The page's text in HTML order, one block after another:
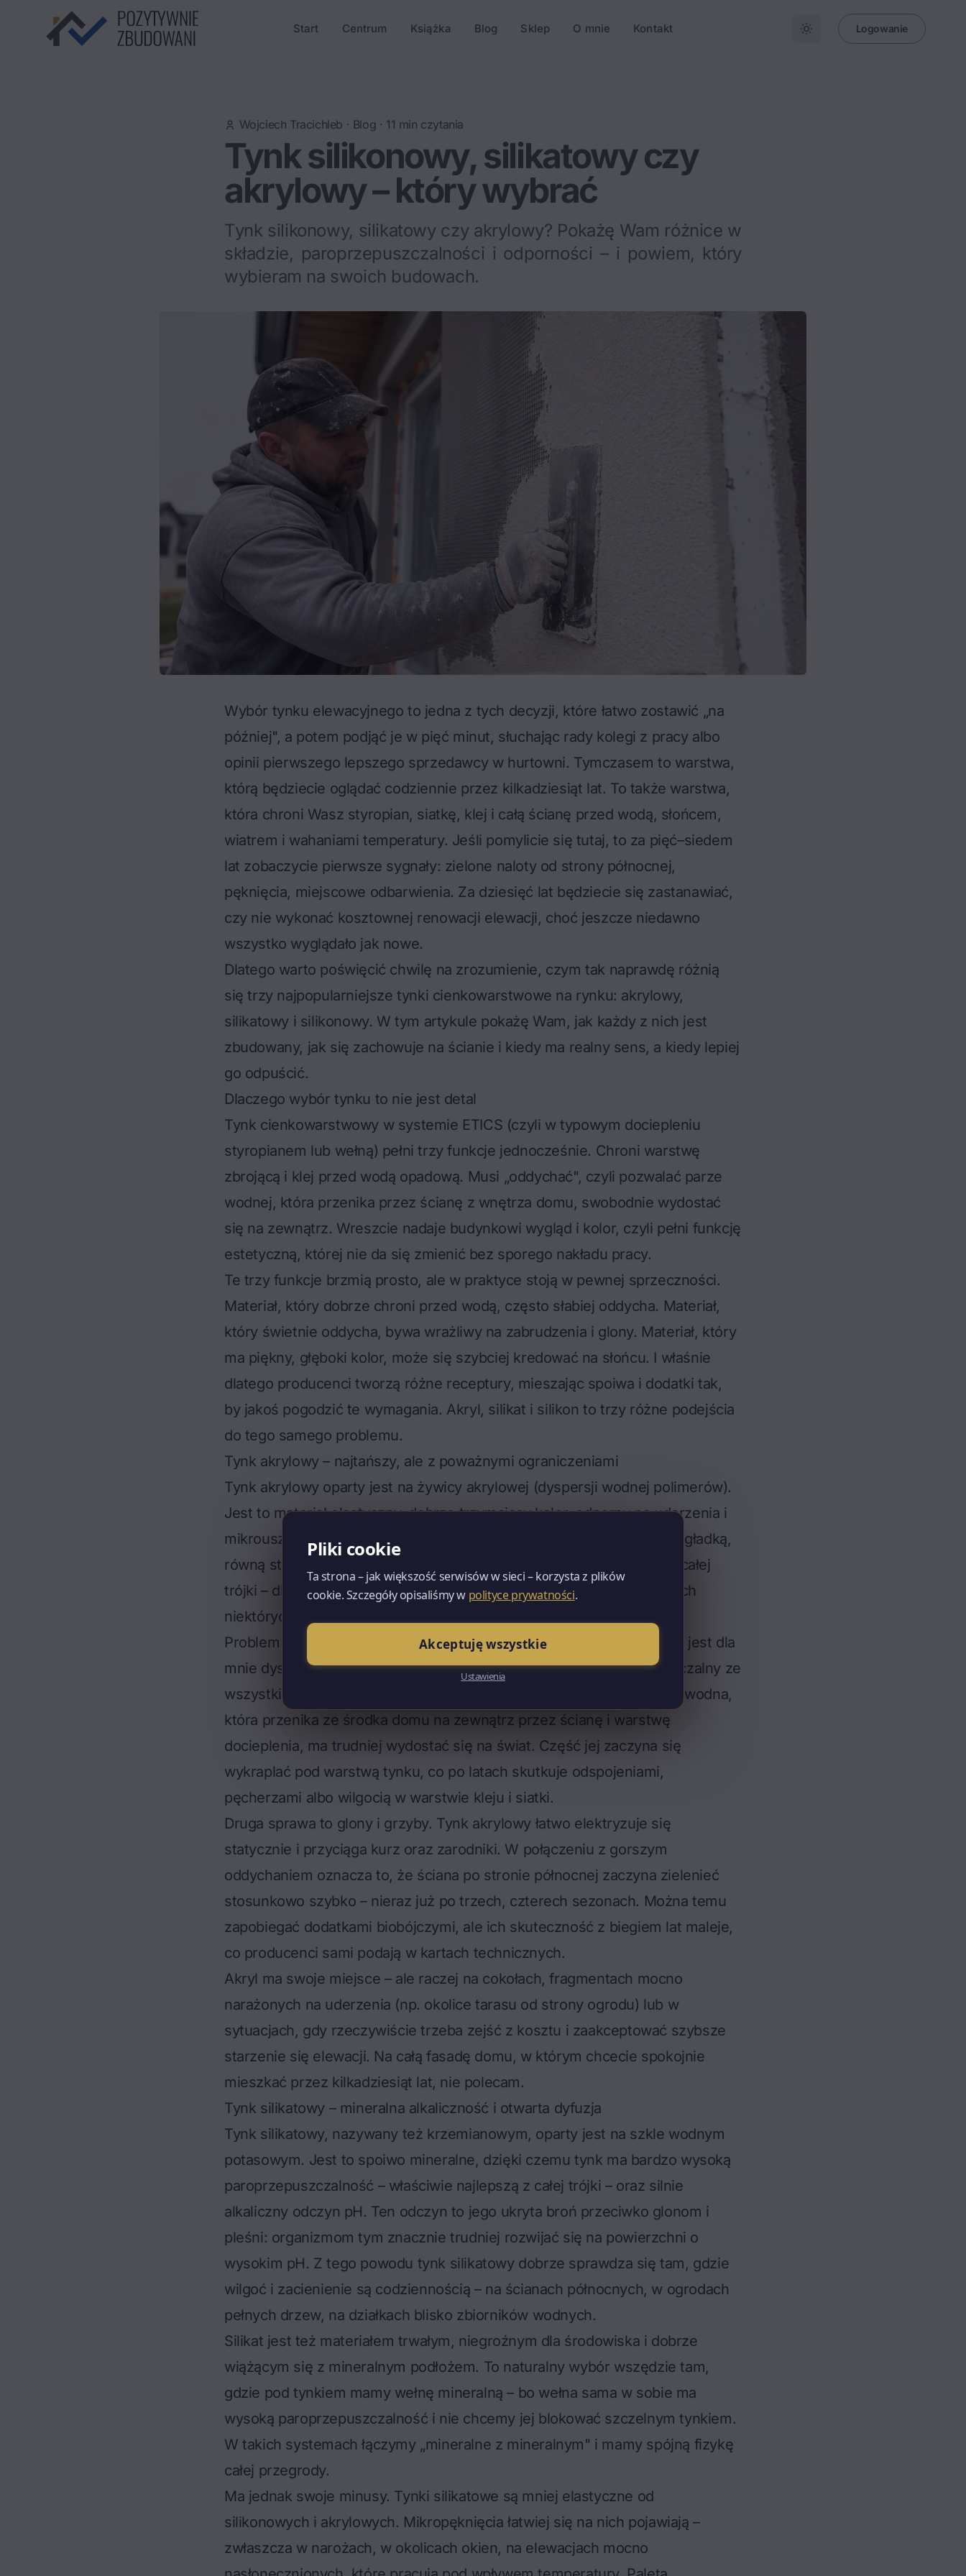
Start Centrum Książka Blog Sklep O mnie Kontakt Logowanie
Wojciech Tracichleb · Blog · 11 min czytania
Tynk silikonowy, silikatowy czy
akrylowy – który wybrać
Tynk silikonowy, silikatowy czy akrylowy? Pokażę Wam różnice w
składzie, paroprzepuszczalności i odporności – i powiem, który
wybieram na swoich budowach.
Wybór tynku elewacyjnego to jedna z tych decyzji, które łatwo zostawić „na
później", a potem podjąć je w pięć minut, słuchając rady kolegi z pracy albo
opinii pierwszego lepszego sprzedawcy w hurtowni. Tymczasem to warstwa,
którą będziecie oglądać codziennie przez kilkadziesiąt lat. To także warstwa,
która chroni Wasz styropian, siatkę, klej i całą ścianę przed wodą, słońcem,
wiatrem i wahaniami temperatury. Jeśli pomylicie się tutaj, to za pięć–siedem
lat zobaczycie pierwsze sygnały: zielone naloty od strony północnej,
pęknięcia, miejscowe odbarwienia. Za dziesięć lat będziecie się zastanawiać,
czy nie wykonać kosztownej renowacji elewacji, choć jeszcze niedawno
wszystko wyglądało jak nowe.
Dlatego warto poświęcić chwilę na zrozumienie, czym tak naprawdę różnią
się trzy najpopularniejsze tynki cienkowarstwowe na rynku: akrylowy,
silikatowy i silikonowy. W tym artykule pokażę Wam, jak każdy z nich jest
zbudowany, jak się zachowuje na ścianie i kiedy ma realny sens, a kiedy lepiej
go odpuścić.
Dlaczego wybór tynku to nie jest detal
Tynk cienkowarstwowy w systemie ETICS (czyli w typowym dociepleniu
styropianem lub wełną) pełni trzy funkcje jednocześnie. Chroni warstwę
zbrojącą i klej przed wodą opadową. Musi „oddychać", czyli pozwalać parze
wodnej, która przenika przez ścianę z wnętrza domu, swobodnie wydostać
się na zewnątrz. Wreszcie nadaje budynkowi wygląd i kolor, czyli pełni funkcję
estetyczną, której nie da się zmienić bez sporego nakładu pracy.
Te trzy funkcje brzmią prosto, ale w praktyce stoją w pewnej sprzeczności.
Materiał, który dobrze chroni przed wodą, często słabiej oddycha. Materiał,
który świetnie oddycha, bywa wrażliwy na zabrudzenia i glony. Materiał, który
ma piękny, głęboki kolor, może się szybciej kredować na słońcu. I właśnie
dlatego producenci tworzą różne receptury, mieszając spoiwa i dodatki tak,
by jakoś pogodzić te wymagania. Akryl, silikat i silikon to trzy różne podejścia
do tego samego problemu.
Tynk akrylowy – najtańszy, ale z poważnymi ograniczeniami
Tynk akrylowy oparty jest na żywicy akrylowej (dyspersji wodnej polimerów).
Jest to materiał elastyczny, dobrze trzymający kolor, odporny na uderzenia i
mikrouszkodzenia mechaniczne. W rękach dobrego wykonawcy daje gładką,
równą strukturę i jest przyjemny w aplikacji. Do tego jest najtańszy z całej
trójki – dlatego ciągle pojawia się na ofertach hurtowni i w propozycjach
niektórych ekip.
Problem w tym, że akryl ma jedną cechę, która w polskich warunkach jest dla
mnie dyskwalifikująca przy całej elewacji: jest najmniej paroprzepuszczalny ze
wszystkich trzech tynków. Mówiąc po ludzku – słabo „oddycha". Para wodna,
która przenika ze środka domu na zewnątrz przez ścianę i warstwę
docieplenia, ma trudniej wydostać się na świat. Część jej zaczyna się
wykraplać pod warstwą tynku, co po latach skutkuje odspojeniami,
pęcherzami albo wilgocią w warstwie kleju i siatki.
Druga sprawa to glony i grzyby. Tynk akrylowy łatwo elektryzuje się
statycznie i przyciąga kurz oraz zarodniki. W połączeniu z gorszym
oddychaniem oznacza to, że ściana po stronie północnej zaczyna zielenieć
stosunkowo szybko – nieraz już po trzech, czterech sezonach. Można temu
zapobiegać dodatkami biobójczymi, ale ich skuteczność z biegiem lat maleje,
co producenci sami podają w kartach technicznych.
Akryl ma swoje miejsce – ale raczej na cokołach, fragmentach mocno
narażonych na uderzenia (np. okolice tarasu od strony ogrodu) lub w
sytuacjach, gdy rzeczywiście trzeba zejść z kosztu i zaakceptować szybsze
starzenie się elewacji. Na całą fasadę domu, w którym chcecie spokojnie
mieszkać przez kilkadziesiąt lat, nie polecam.
Tynk silikatowy – mineralna alkaliczność i otwarta dyfuzja
Tynk silikatowy, nazywany też krzemianowym, oparty jest na szkle wodnym
potasowym. Jest to spoiwo mineralne, dzięki czemu tynk ma bardzo wysoką
paroprzepuszczalność – właściwie najlepszą z całej trójki – oraz silnie
alkaliczny odczyn pH. Ten odczyn to jego ukryta broń przeciwko glonom i
pleśni: organizmom tym znacznie trudniej rozwijać się na powierzchni o
wysokim pH. Z tego powodu tynk silikatowy dobrze sprawdza się tam, gdzie
wilgoć i zacienienie są codziennością – na ścianach północnych, w ogrodach
pełnych drzew, na działkach blisko zbiorników wodnych.
Silikat jest też materiałem trwałym, niegroźnym dla środowiska i dobrze
wiążącym się z mineralnym podłożem. To naturalny wybór wszędzie tam,
gdzie pod tynkiem mamy wełnę mineralną – bo wełna sama w sobie ma
wysoką paroprzepuszczalność i nie chcemy jej blokować szczelnym tynkiem.
W takich systemach łączymy „mineralne z mineralnym" i mamy spójną fizykę
całej przegrody.
Ma jednak swoje minusy. Tynki silikatowe są mniej elastyczne od
silikonowych i akrylowych. Mikropęknięcia łatwiej się na nich pojawiają –
zwłaszcza w narożach, w okolicach okien, na elewacjach mocno
Pliki cookie
Ta strona – jak większość serwisów w sieci – korzysta z plików
cookie. Szczegóły opisaliśmy w polityce prywatności.
Akceptuję wszystkie
Ustawienia